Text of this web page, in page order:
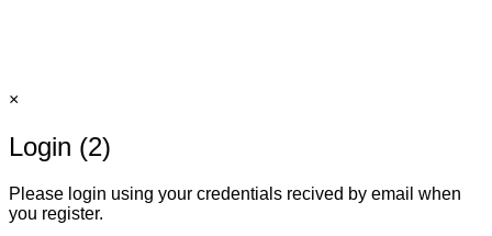
×
Login (2)
Please login using your credentials recived by email when
you register.